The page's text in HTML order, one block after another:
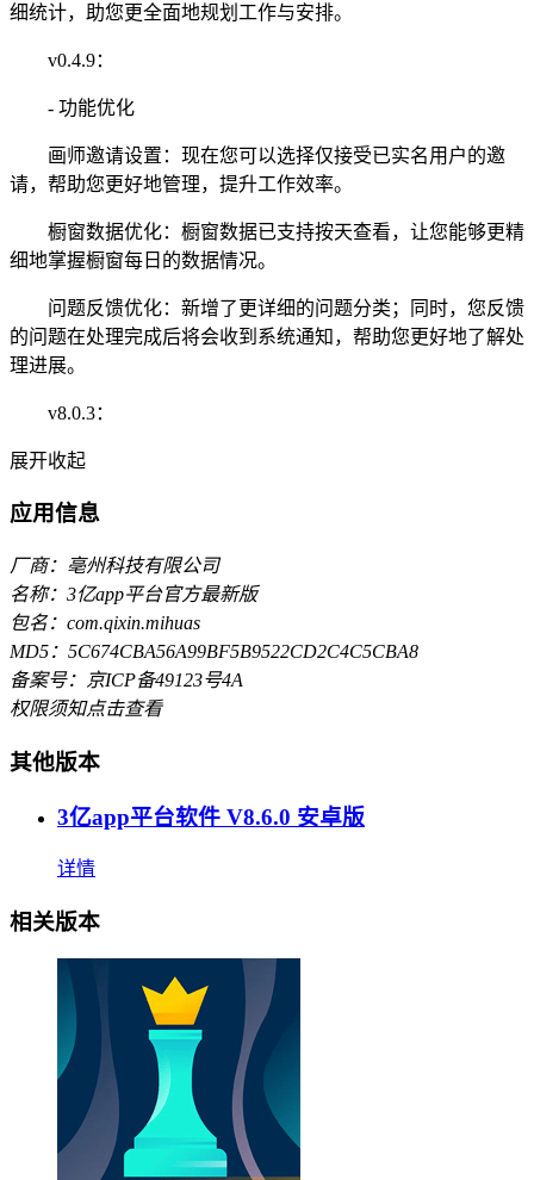
细统计，助您更全面地规划工作与安排。
v0.4.9：
- 功能优化
画师邀请设置：现在您可以选择仅接受已实名用户的邀
请，帮助您更好地管理，提升工作效率。
橱窗数据优化：橱窗数据已支持按天查看，让您能够更精
细地掌握橱窗每日的数据情况。
问题反馈优化：新增了更详细的问题分类；同时，您反馈
的问题在处理完成后将会收到系统通知，帮助您更好地了解处
理进展。
v8.0.3：
展开收起
应用信息
厂商：亳州科技有限公司
名称：3亿app平台官方最新版
包名：com.qixin.mihuas
MD5：5C674CBA56A99BF5B9522CD2C4C5CBA8
备案号：京ICP备49123号4A
权限须知点击查看
其他版本
3亿app平台软件 V8.6.0 安卓版
详情
相关版本